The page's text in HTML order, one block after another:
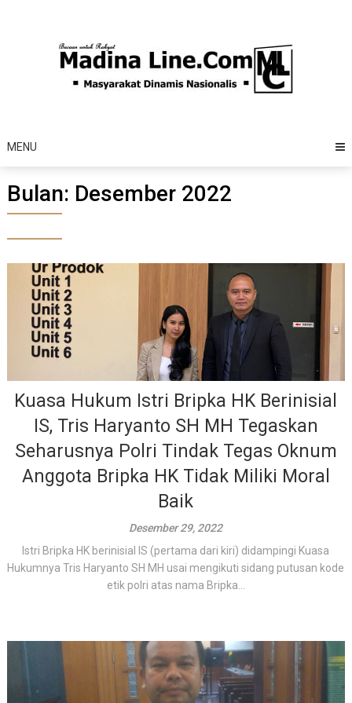
MENU
Bulan: Desember 2022
Kuasa Hukum Istri Bripka HK Berinisial
IS, Tris Haryanto SH MH Tegaskan
Seharusnya Polri Tindak Tegas Oknum
Anggota Bripka HK Tidak Miliki Moral
Baik
Desember 29, 2022
Istri Bripka HK berinisial IS (pertama dari kiri) didampingi Kuasa
Hukumnya Tris Haryanto SH MH usai mengikuti sidang putusan kode
etik polri atas nama Bripka...